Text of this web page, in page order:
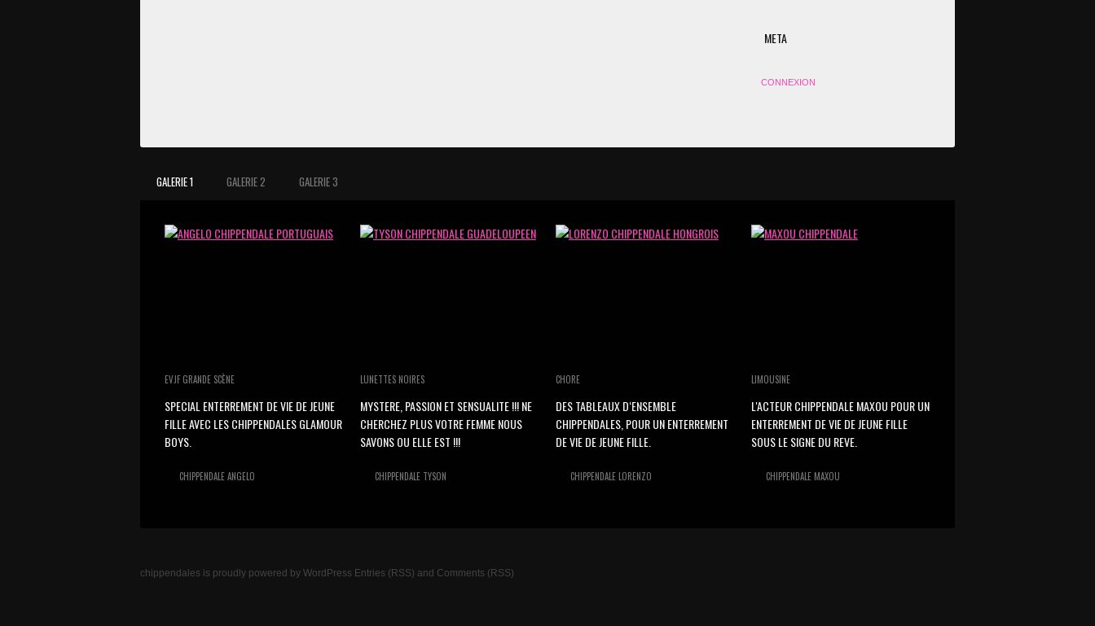
META
CONNEXION
GALERIE 1 GALERIE 2 GALERIE 3
EVJF GRANDE SCÈNE
SPECIAL ENTERREMENT DE VIE DE JEUNE
FILLE AVEC LES CHIPPENDALES GLAMOUR
BOYS.
CHIPPENDALE ANGELO
LUNETTES NOIRES
MYSTERE, PASSION ET SENSUALITE !!! NE
CHERCHEZ PLUS VOTRE FEMME NOUS
SAVONS OU ELLE EST !!!
CHIPPENDALE TYSON
CHORE
DES TABLEAUX D‘ENSEMBLE
CHIPPENDALES, POUR UN ENTERREMENT
DE VIE DE JEUNE FILLE.
CHIPPENDALE LORENZO
LIMOUSINE
L'ACTEUR CHIPPENDALE MAXOU POUR UN
ENTERREMENT DE VIE DE JEUNE FILLE
SOUS LE SIGNE DU REVE.
CHIPPENDALE MAXOU
chippendales is proudly powered by WordPress Entries (RSS) and Comments (RSS)